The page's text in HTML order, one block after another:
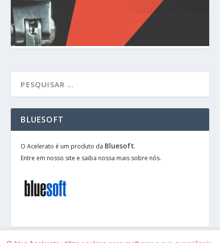
BLUESOFT
O Acelerato é um produto da Bluesoft.
Entre em nosso site e saiba nossa mais sobre nós.